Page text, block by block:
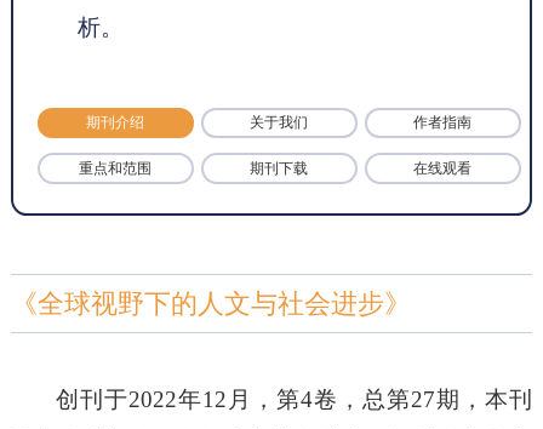
析。
期刊介绍 关于我们 作者指南
重点和范围 期刊下载 在线观看
《全球视野下的人文与社会进步》
创刊 于2022年12月，第4卷，总第27期，本刊